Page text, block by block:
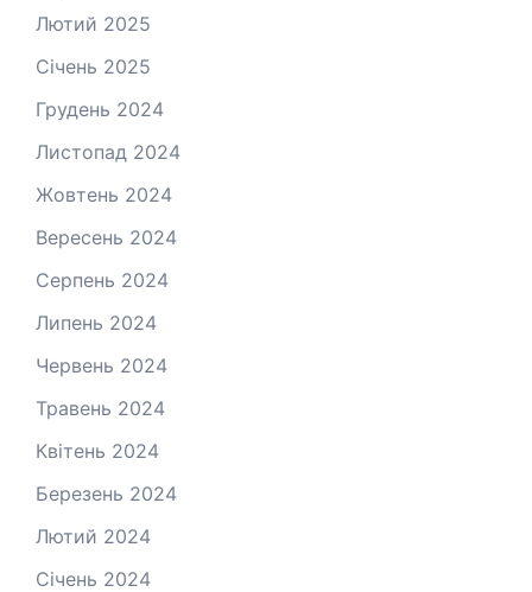
Лютий 2025
Січень 2025
Грудень 2024
Листопад 2024
Жовтень 2024
Вересень 2024
Серпень 2024
Липень 2024
Червень 2024
Травень 2024
Квітень 2024
Березень 2024
Лютий 2024
Січень 2024